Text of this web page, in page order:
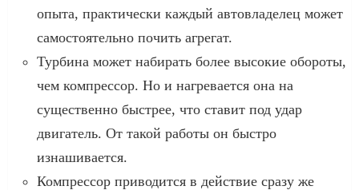
опыта, практически каждый автовладелец может
самостоятельно почить агрегат.
Турбина может набирать более высокие обороты,
чем компрессор. Но и нагревается она на
существенно быстрее, что ставит под удар
двигатель. От такой работы он быстро
изнашивается.
Компрессор приводится в действие сразу же